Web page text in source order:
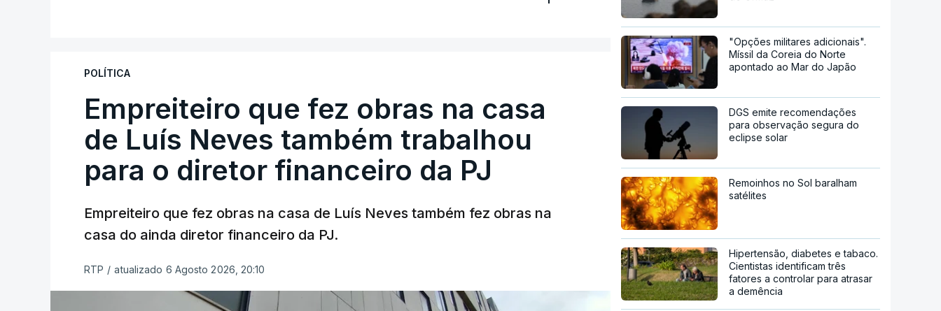
POLÍTICA
Empreiteiro que fez obras na casa
de Luís Neves também trabalhou
para o diretor financeiro da PJ
Empreiteiro que fez obras na casa de Luís Neves também fez obras na
casa do ainda diretor financeiro da PJ.
RTP / atualizado 6 Agosto 2026, 20:10
"Opções militares adicionais".
Míssil da Coreia do Norte
apontado ao Mar do Japão
DGS emite recomendações
para observação segura do
eclipse solar
Remoinhos no Sol baralham
satélites
Hipertensão, diabetes e tabaco.
Cientistas identificam três
fatores a controlar para atrasar
a demência